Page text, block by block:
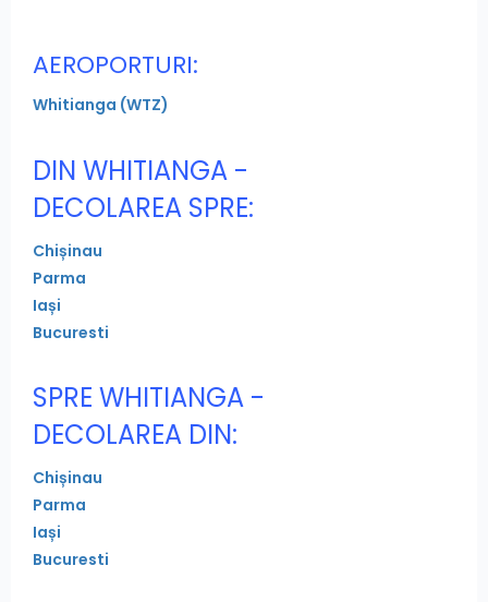
AEROPORTURI:
Whitianga (WTZ)
DIN WHITIANGA -
DECOLAREA SPRE:
Chișinau
Parma
Iași
Bucuresti
SPRE WHITIANGA -
DECOLAREA DIN:
Chișinau
Parma
Iași
Bucuresti